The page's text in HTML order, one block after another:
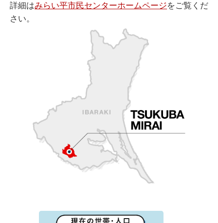
詳細はみらい平市民センターホームページをご覧くだ
さい。